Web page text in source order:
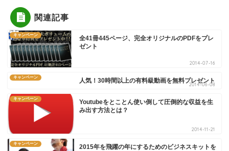
関連記事
キャンペーン
全41冊445ページ、完全オリジナルのPDFをプレ
ゼント
2014-07-16
キャンペーン 人気！30時間以上の有料級動画を無料プレゼント
2014-06-08
キャンペーン
Youtubeをとことん使い倒して圧倒的な収益を生
み出す方法とは？
2014-11-21
キャンペーン
2015年を飛躍の年にするためのビジネスキットを